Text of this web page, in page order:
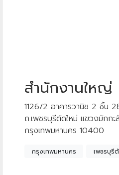
สำนักงานใหญ่
1126/2 อาคารวานิช 2 ชั้น
ถ.เพชรบุรีตัดใหม่ แขวงมักกะ
กรุงเทพมหานคร 10400
กรุงเทพมหานคร เพชรบุรี